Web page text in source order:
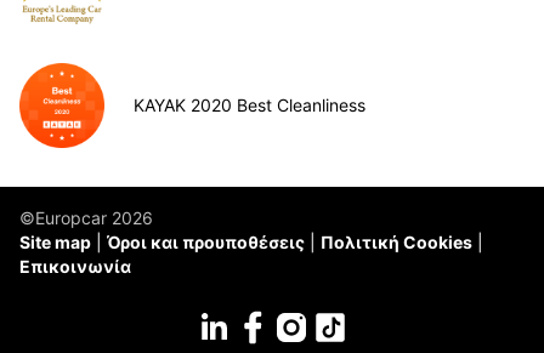
KAYAK 2020 Best Cleanliness
©Europcar 2026
Site map
Όροι και προυποθέσεις
Πολιτική Cookies
Επικοινωνία